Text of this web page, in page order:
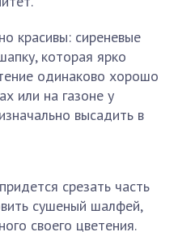
красивы: сиреневые
которая ярко
одинаково хорошо
или на газоне у
высадить в
срезать часть
сушеный шалфей,
своего цветения.